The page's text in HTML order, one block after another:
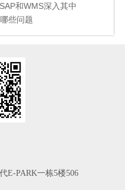
和WMS深入其中
些问题
E-PARK一栋5楼506